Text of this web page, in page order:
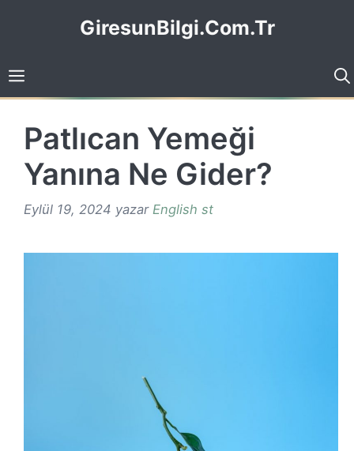
GiresunBilgi.Com.Tr
Patlıcan Yemeği
Yanına Ne Gider?
Eylül 19, 2024 yazar English st